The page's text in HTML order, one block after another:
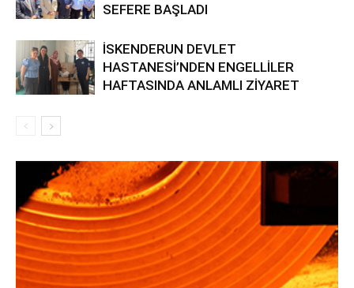
SEFERE BAŞLADI
İSKENDERUN DEVLET
HASTANESİ’NDEN ENGELLİLER
HAFTASINDA ANLAMLI ZİYARET